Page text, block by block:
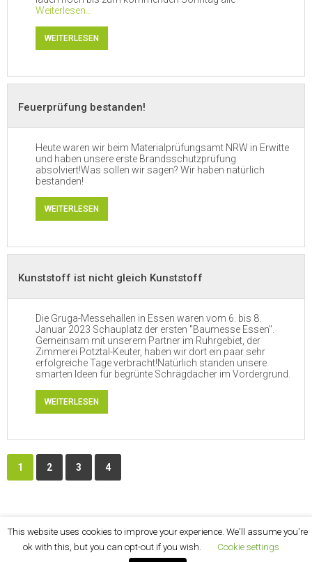
Weiterlesen…
WEITERLESEN
Feuerprüfung bestanden!
Heute waren wir beim Materialprüfungsamt NRW in Erwitte
und haben unsere erste Brandsschutzprüfung
absolviert!Was sollen wir sagen? Wir haben natürlich
bestanden!
WEITERLESEN
Kunststoff ist nicht gleich Kunststoff
Die Gruga-Messehallen in Essen waren vom 6. bis 8.
Januar 2023 Schauplatz der ersten "Baumesse Essen".
Gemeinsam mit unserem Partner im Ruhrgebiet, der
Zimmerei Potztal-Keuter, haben wir dort ein paar sehr
erfolgreiche Tage verbracht!Natürlich standen unsere
smarten Ideen für begrünte Schrägdächer im Vordergrund.
WEITERLESEN
1 2 3 4
This website uses cookies to improve your experience. We'll assume you're
ok with this, but you can opt-out if you wish.
Cookie settings